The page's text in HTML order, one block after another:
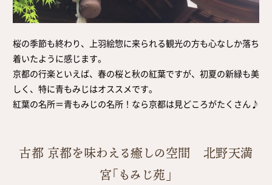
桜の季節も終わり、上羽絵惣に来られる観光の方も心なしか落ち
着いたように感じます。
京都の行楽といえば、春の桜と秋の紅葉ですが、初夏の新緑も美
しく、特に青もみじはオススメです。
紅葉の名所＝青もみじの名所！なら京都は見どころがたくさん♪
古都 京都を味わえる癒しの空間 北野天満
宮「もみじ苑」